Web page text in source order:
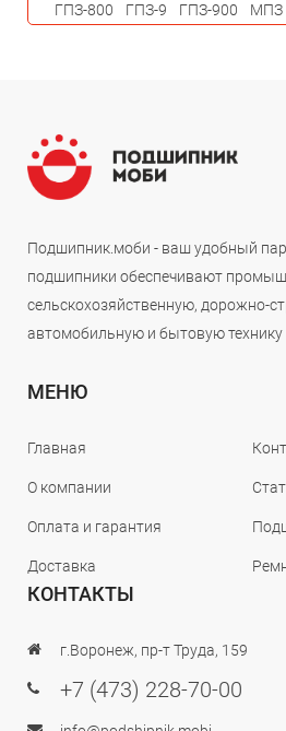
ГПЗ-800
ГПЗ-9 ГПЗ-900 МПЗ
Подшипник.моби - ваш удобный
подшипники обеспечивают
сельскохозяйственную, дорожно-
автомобильную и бытовую технику
МЕНЮ
Главная
О компании
Оплата и гарантия
Доставка
КОНТАКТЫ
г.Воронеж, пр-т Труда, 159
+7 (473) 228-70-00